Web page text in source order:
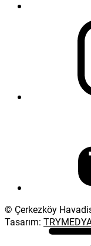
© Çerkezköy
Tasarım: